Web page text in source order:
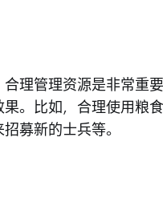
理管理资源是非常重
。比如，合理使用粮
募新的士兵等。